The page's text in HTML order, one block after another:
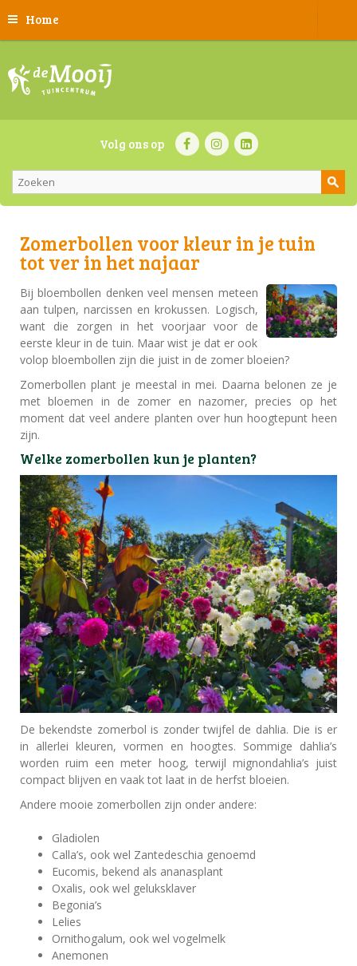
Home
Volg ons op
Zomerbollen voor kleur in je tuin
tot ver in het najaar
Bij bloembollen denken veel mensen meteen
aan tulpen, narcissen en krokussen. Logisch,
want die zorgen in het voorjaar voor de
eerste kleur in de tuin. Maar wist je dat er ook
volop bloembollen zijn die juist in de zomer bloeien?
Zomerbollen plant je meestal in mei. Daarna belonen ze je
met bloemen in de zomer en nazomer, precies op het
moment dat veel andere planten over hun hoogtepunt heen
zijn.
Welke zomerbollen kun je planten?
De bekendste zomerbol is zonder twijfel de dahlia. Die is er
in allerlei kleuren, vormen en hoogtes. Sommige dahlia’s
worden ruim een meter hoog, terwijl mignondahlia’s juist
compact blijven en vaak tot laat in de herfst bloeien.
Andere mooie zomerbollen zijn onder andere:
Gladiolen
Calla’s, ook wel Zantedeschia genoemd
Eucomis, bekend als ananasplant
Oxalis, ook wel geluksklaver
Begonia’s
Lelies
Ornithogalum, ook wel vogelmelk
Anemonen